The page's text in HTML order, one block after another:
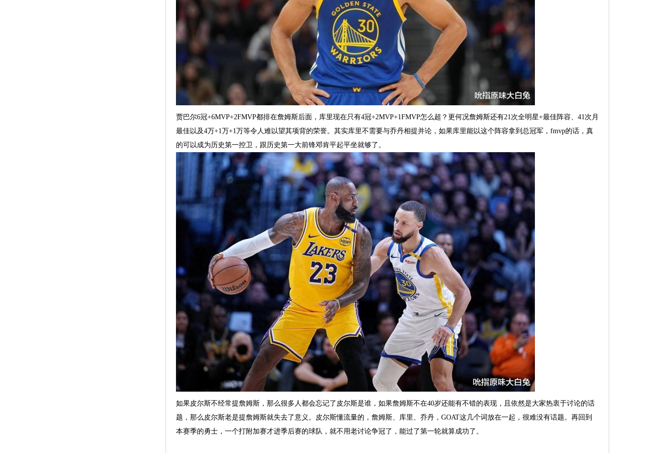
贾巴尔6冠+6MVP+2FMVP都排在詹姆斯后面，库里现在只有4冠+2MVP+1FMVP怎么超？更何况詹姆斯还有21次全明星+最佳阵容、41次月
最佳以及4万+1万+1万等令人难以望其项背的荣誉。其实库里不需要与乔丹相提并论，如果库里能以这个阵容拿到总冠军，fmvp的话，真
的可以成为历史第一控卫，跟历史第一大前锋邓肯平起平坐就够了。
如果皮尔斯不经常提詹姆斯，那么很多人都会忘记了皮尔斯是谁，如果詹姆斯不在40岁还能有不错的表现，且依然是大家热衷于讨论的话
题，那么皮尔斯老是提詹姆斯就失去了意义。皮尔斯懂流量的，詹姆斯、库里、乔丹，GOAT这几个词放在一起，很难没有话题。再回到
本赛季的勇士，一个打附加赛才进季后赛的球队，就不用老讨论争冠了，能过了第一轮就算成功了。